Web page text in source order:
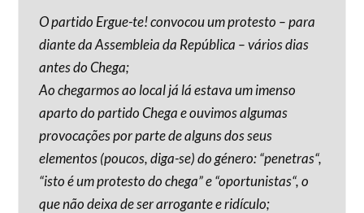
O partido Ergue-te! convocou um protesto – para
diante da Assembleia da República – vários dias
antes do Chega;
Ao chegarmos ao local já lá estava um imenso
aparto do partido Chega e ouvimos algumas
provocações por parte de alguns dos seus
elementos (poucos, diga-se) do género: “penetras“,
“isto é um protesto do chega” e “oportunistas“, o
que não deixa de ser arrogante e ridículo;